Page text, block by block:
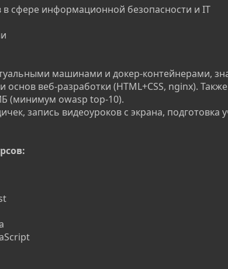
в сфере информационной безопасности и IT
машинами и докер-контейнерами,
основ веб-разработки (HTML+CSS, nginx).
(минимум owasp top-10).
запись видеоуроков с экрана, подготовка